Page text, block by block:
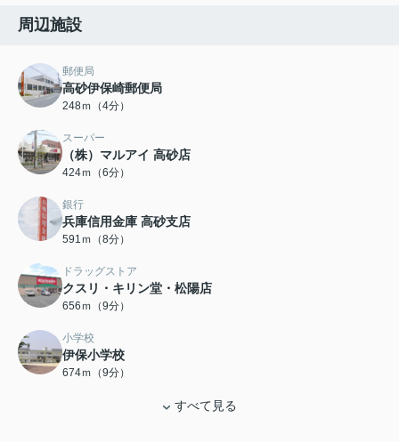
周辺施設
郵便局
高砂伊保崎郵便局
248ｍ（4分）
スーパー
（株）マルアイ 高砂店
424ｍ（6分）
銀行
兵庫信用金庫 高砂支店
591ｍ（8分）
ドラッグストア
クスリ・キリン堂・松陽店
656ｍ（9分）
小学校
伊保小学校
674ｍ（9分）
すべて見る